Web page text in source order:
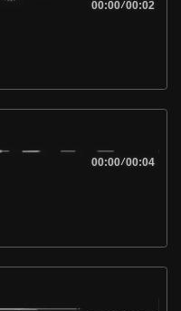
00:00/00:02
00:00/00:04